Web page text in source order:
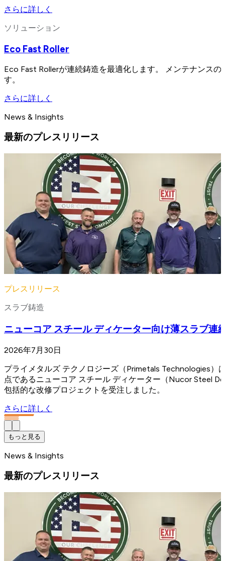
さらに詳しく
ソリューション
Eco Fast Roller
Eco Fast Rollerが連続鋳造を最適化します。 メンテナンス
す。
さらに詳しく
News & Insights
最新のプレスリリース
プレスリリース
スラブ鋳造
ニューコア スチール ディケーター向け薄スラブ連
2026年7月30日
プライメタルズ テクノロジーズ（Primetals Technologies
点であるニューコア スチール ディケーター（Nucor Steel
包括的な改修プロジェクトを受注しました。
さらに詳しく
もっと見る
News & Insights
最新のプレスリリース